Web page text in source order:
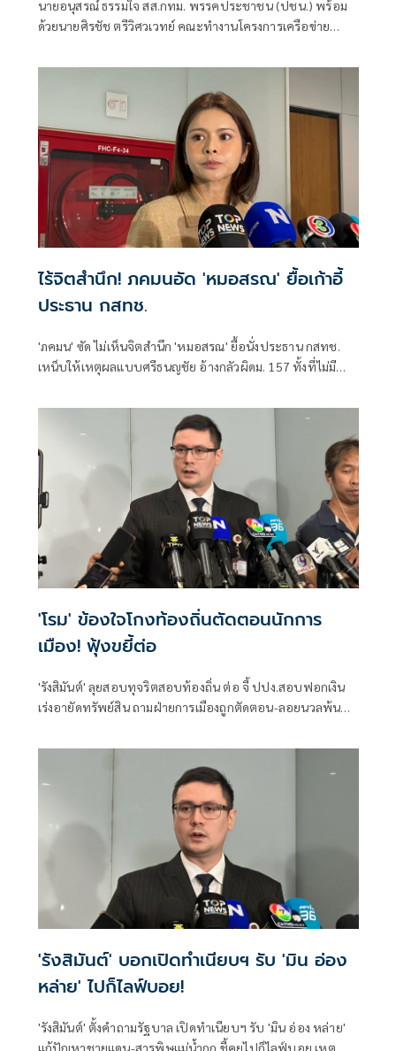
นายอนุสรณ์ ธรรมใจ สส.กทม. พรรคประชาชน (ปชน.) พร้อม
ด้วยนายศิรชัช ตรีวิศวเวทย์ คณะทำงานโครงการเครือข่าย
พัฒนาอย่างยั่งยืน แถลงคัดค้านการเยือนไทยอย่างเป็นทางการ
ไร้จิตสำนึก! ภคมนอัด 'หมอสรณ' ยื้อเก้าอี้
ประธาน กสทช.
'ภคมน' ซัด ไม่เห็นจิตสำนึก 'หมอสรณ' ยื้อนั่งประธาน กสทช.
เหน็บให้เหตุผลแบบศรีธนญชัย อ้างกลัวผิดม. 157 ทั้งที่ไม่มี
ตำแหน่งได้แล้ว
'โรม' ข้องใจโกงท้องถิ่นตัดตอนนักการ
เมือง! ฟุ้งขยี้ต่อ
'รังสิมันต์' ลุยสอบทุจริตสอบท้องถิ่น ต่อ จี้ ปปง.สอบฟอกเงิน
เร่งอายัดทรัพย์สิน ถามฝ่ายการเมืองถูกตัดตอน-ลอยนวลพ้นผิด
รัดกุมหรือไม่
'รังสิมันต์' บอกเปิดทำเนียบฯ รับ 'มิน อ่อง
หล่าย' ไปก็ไลฟ์บอย!
'รังสิมันต์' ตั้งคำถามรัฐบาล เปิดทำเนียบฯ รับ 'มิน อ่อง หล่าย'
แก้ปัญหาชายแดน-สารพิษแม่น้ำกก ชี้คุยไปก็ไลฟ์บอย เหตุ